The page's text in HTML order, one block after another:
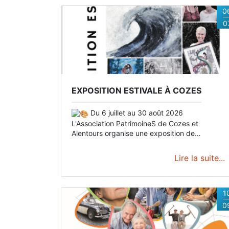
EXPOSITION ESTIVALE À COZES
Du 6 juillet au 30 août 2026
L'Association PatrimoineS de Cozes et
Alentours organise une exposition de
Venez rencontrer nos exposants qui
Picoulet, Mme Vialle, Mme Perroteau, Mme
Bordas. Les horaires dépendent des artistes
qui assureront la permanence lors de leur
exposition. Dates et horaires
Du 06/07 au
Lire la suite...